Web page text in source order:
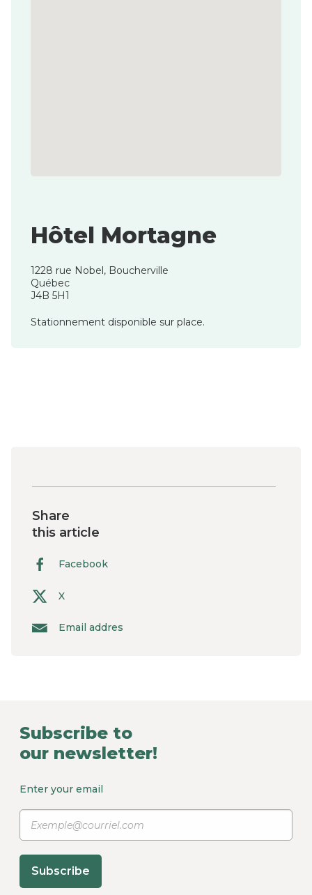
Hôtel Mortagne
1228 rue Nobel, Boucherville
Québec
J4B 5H1
Stationnement disponible sur place.
Share
this article
Facebook
X
Email addres
Subscribe to
our newsletter!
Enter your email
Subscribe